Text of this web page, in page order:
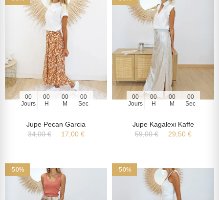
00
Jours
00
H
00
M
00
Sec
Jupe Pecan Garcia
34,00 €
17,00 €
00
Jours
00
H
00
M
00
Sec
Jupe Kagalexi Kaffe
59,00 €
29,50 €
-50% -50%